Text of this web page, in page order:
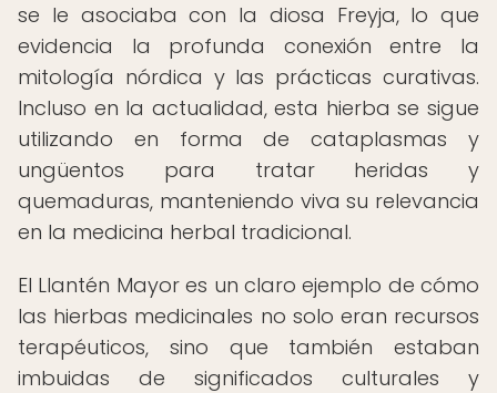
se le asociaba con la diosa Freyja, lo que
evidencia la profunda conexión entre la
mitología nórdica y las prácticas curativas.
Incluso en la actualidad, esta hierba se sigue
utilizando en forma de cataplasmas y
ungüentos para tratar heridas y
quemaduras, manteniendo viva su relevancia
en la medicina herbal tradicional.
El Llantén Mayor es un claro ejemplo de cómo
las hierbas medicinales no solo eran recursos
terapéuticos, sino que también estaban
imbuidas de significados culturales y